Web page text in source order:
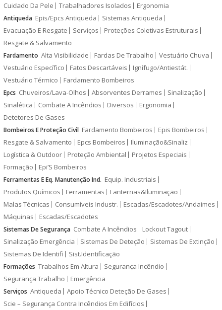
Cuidado Da Pele
Trabalhadores Isolados Ergonomia
Antiqueda Epis/Epcs Antiqueda
Sistemas Antiqueda
Evacuação E Resgate
Serviços
Proteções Coletivas Estruturais
Resgate & Salvamento
Fardamento Alta Visibilidade Fardas De Trabalho
Vestuário Chuva
Vestuário Específico
Fatos Descartáveis
Ignífugo/Antiestát.
Vestuário Térmico
Fardamento Bombeiros
Epcs Chuveiros/Lava-Olhos Absorventes Derrames
Sinalização
Sinalética
Combate A Incêndios Diversos
Ergonomia
Detetores De Gases
Bombeiros E Proteção Civil Fardamento Bombeiros
Epis Bombeiros
Resgate & Salvamento
Epcs Bombeiros
Iluminação&Sinaliz
Logística & Outdoor
Proteção Ambiental
Projetos Especiais
Formação
Epi’S Bombeiros
Ferramentas E Eq. Manutenção Ind. Equip. Industriais
Produtos Químicos
Ferramentas
Lanternas&Iluminação
Malas Técnicas
Consumíveis Industr.
Escadas/Escadotes/Andaimes
Máquinas
Escadas/Escadotes
Sistemas De Segurança Combate A Incêndios
Lockout Tagout
Sinalização Emergência
Sistemas De Deteção
Sistemas De Extinção
Sistemas De Identifi
Sist.Identificação
Formações Trabalhos Em Altura
Segurança Incêndio
Segurança Trabalho
Emergência
Serviços Antiqueda
Apoio Técnico Deteção De Gases
Scie – Segurança Contra Incêndios Em Edifícios